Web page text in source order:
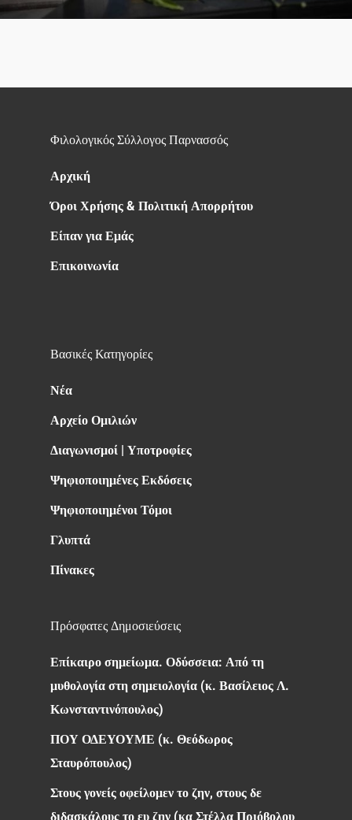
Φιλολογικός Σύλλογος Παρνασσός
Αρχική
Όροι Χρήσης & Πολιτική Απορρήτου
Είπαν για Εμάς
Επικοινωνία
Βασικές Κατηγορίες
Νέα
Αρχείο Ομιλιών
Διαγωνισμοί | Υποτροφίες
Ψηφιοποιημένες Εκδόσεις
Ψηφιοποιημένοι Τόμοι
Γλυπτά
Πίνακες
Πρόσφατες Δημοσιεύσεις
Επίκαιρο σημείωμα. Οδύσσεια: Από τη
μυθολογία στη σημειολογία (κ. Βασίλειος Λ.
Κωνσταντινόπουλος)
ΠΟΥ ΟΔΕΥΟΥΜΕ (κ. Θεόδωρος
Σταυρόπουλος)
Στους γονείς οφείλομεν το ζην, στους δε
διδασκάλους το ευ ζην (κα Στέλλα Πριόβολου